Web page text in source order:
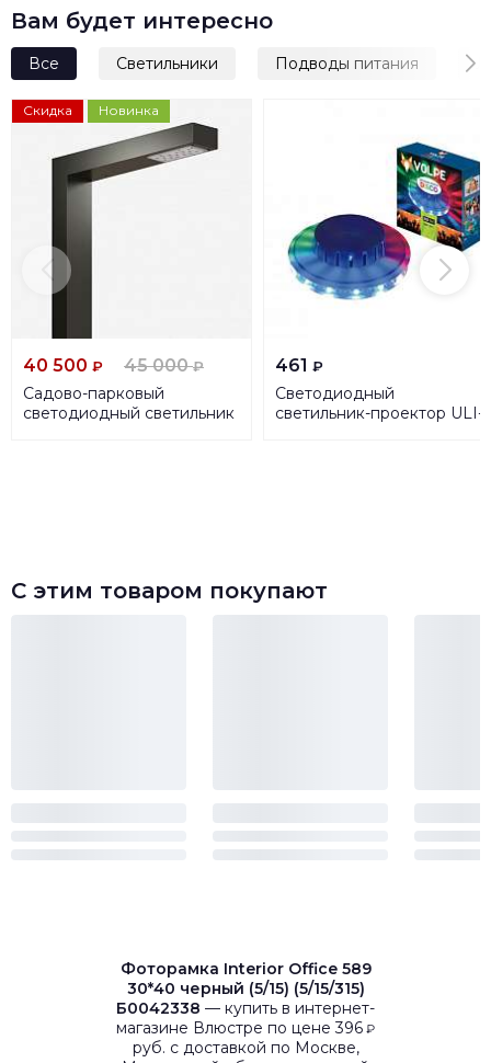
Вам будет интересно
Все Светильники Подводы питания
Скидка Новинка
40 500 ₽ 45 000₽
Садово-парковый
светодиодный светильник
461 ₽
Светодиодный
светильник-проектор ULI-
С этим товаром покупают
Фоторамка Interior Office 589
30*40 черный (5/15) (5/15/315)
Б0042338 — купить в интернет-
магазине Влюстре по цене 396 ₽
руб. с доставкой по Москве,